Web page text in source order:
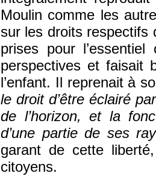
Moulin comme les
sur les droits respectifs
prises pour
perspectives et faisait
l’enfant. Il reprenait à
le droit d’être éclairé
de l’horizon, et la
d’une partie de ses
garant de cette
citoyens.